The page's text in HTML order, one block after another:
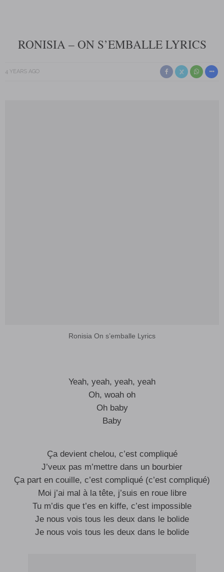
RONISIA – ON S’EMBALLE LYRICS
4 YEARS AGO
Ronisia On s’emballe Lyrics
Yeah, yeah, yeah, yeah
Oh, woah oh
Oh baby
Baby
Ça devient chelou, c’est compliqué
J’veux pas m’mettre dans un bourbier
Ça part en couille, c’est compliqué (c’est compliqué)
Moi j’ai mal à la tête, j’suis en roue libre
Tu m’dis que t’es en kiffe, c’est impossible
Je nous vois tous les deux dans le bolide
Je nous vois tous les deux dans le bolide